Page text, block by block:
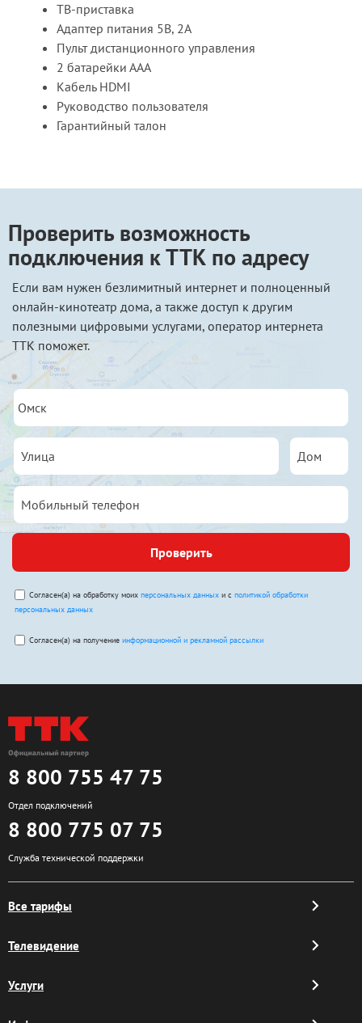
ТВ-приставка
Адаптер питания 5В, 2А
Пульт дистанционного управления
2 батарейки ААА
Кабель HDMI
Руководство пользователя
Гарантийный талон
Проверить возможность
подключения к ТТК по адресу
Если вам нужен безлимитный интернет и полноценный
онлайн-кинотеатр дома, а также доступ к другим
полезными цифровыми услугами, оператор интернета
ТТК поможет.
Проверить
Согласен(а) на обработку моих персональных данных и с политикой обработки
персональных данных
Согласен(а) на получение информационной и рекламной рассылки
8 800 755 47 75
Отдел подключений
8 800 775 07 75
Служба технической поддержки
Все тарифы
Телевидение
Услуги